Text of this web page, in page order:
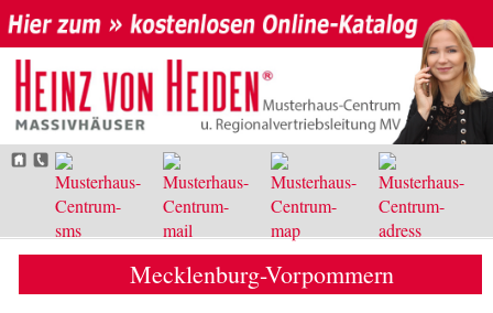
Mecklenburg-Vorpommern